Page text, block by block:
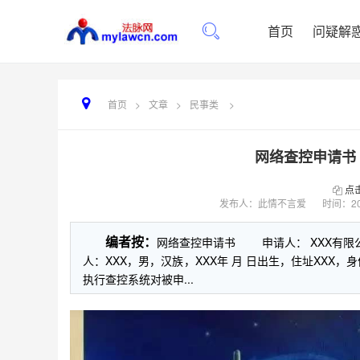
首页 问疑解
首页 > 文章 > 民事类 >
网络查控申请
点
发布人：此情不言爱
时间：
编者按： 网络查控申请书 申请人： XXX有限
人：XXX，男，汉族，XXX年 月 日出生，住址
执行查控系统对被申...